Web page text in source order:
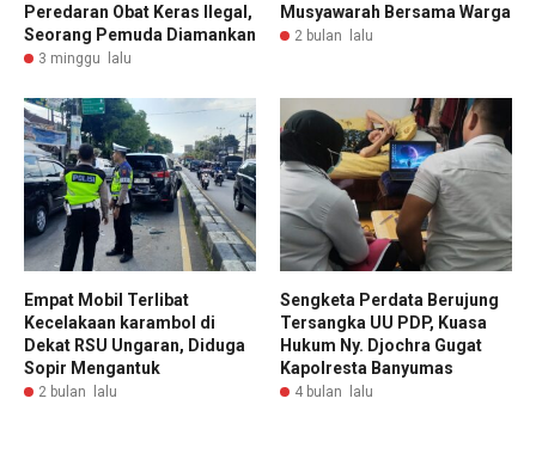
Peredaran Obat Keras Ilegal,
Seorang Pemuda Diamankan
3 minggu lalu
Musyawarah Bersama Warga
2 bulan lalu
Empat Mobil Terlibat
Kecelakaan karambol di
Dekat RSU Ungaran, Diduga
Sopir Mengantuk
2 bulan lalu
Sengketa Perdata Berujung
Tersangka UU PDP, Kuasa
Hukum Ny. Djochra Gugat
Kapolresta Banyumas
4 bulan lalu